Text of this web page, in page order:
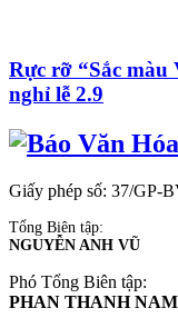
Rực rỡ “Sắc
nghỉ lễ 2.9
Giấy phép số: 37/GP-
Tổng Biên tập:
NGUYỄN ANH VŨ
Phó Tổng Biên tập:
PHAN THANH